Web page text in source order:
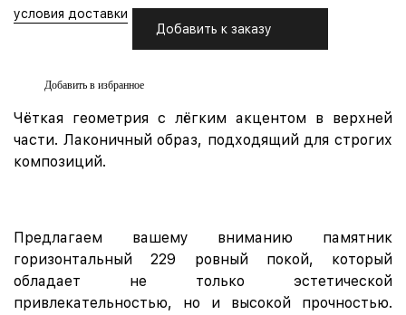
условия доставки
Добавить к заказу
Добавить в избранное
Чёткая геометрия с лёгким акцентом в верхней
части. Лаконичный образ, подходящий для строгих
композиций.
Предлагаем вашему вниманию памятник
горизонтальный 229 ровный покой, который
обладает не только эстетической
привлекательностью, но и высокой прочностью.